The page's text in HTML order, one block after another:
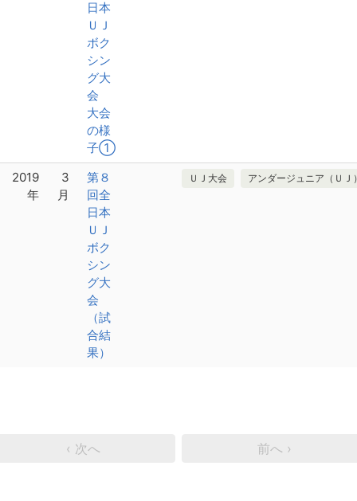
日本
ＵＪ
ボク
シン
グ大
会
大会
の様
子①
2019
年
3
月
第８
回全
日本
ＵＪ
ボク
シン
グ大
会
（試
合結
果）
ＵＪ大会 アンダージュニア（ＵＪ
‹ 次へ 前へ ›